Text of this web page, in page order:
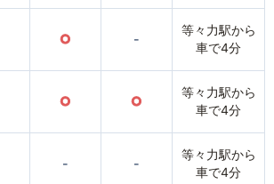
○ -
等々力駅から
車で4分
○ ○
等々力駅から
車で4分
- -
等々力駅から
車で4分